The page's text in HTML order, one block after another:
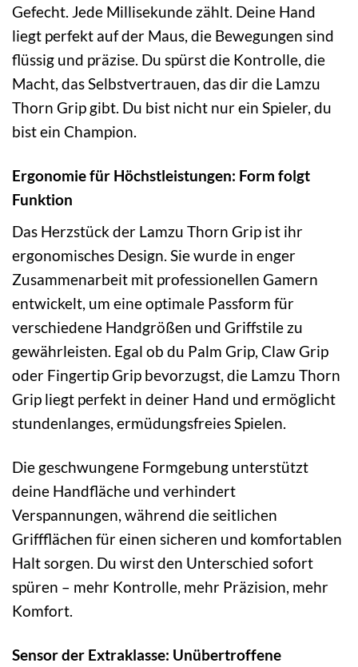
Gefecht. Jede Millisekunde zählt. Deine Hand
liegt perfekt auf der Maus, die Bewegungen sind
flüssig und präzise. Du spürst die Kontrolle, die
Macht, das Selbstvertrauen, das dir die Lamzu
Thorn Grip gibt. Du bist nicht nur ein Spieler, du
bist ein Champion.
Ergonomie für Höchstleistungen: Form folgt
Funktion
Das Herzstück der Lamzu Thorn Grip ist ihr
ergonomisches Design. Sie wurde in enger
Zusammenarbeit mit professionellen Gamern
entwickelt, um eine optimale Passform für
verschiedene Handgrößen und Griffstile zu
gewährleisten. Egal ob du Palm Grip, Claw Grip
oder Fingertip Grip bevorzugst, die Lamzu Thorn
Grip liegt perfekt in deiner Hand und ermöglicht
stundenlanges, ermüdungsfreies Spielen.
Die geschwungene Formgebung unterstützt
deine Handfläche und verhindert
Verspannungen, während die seitlichen
Griffflächen für einen sicheren und komfortablen
Halt sorgen. Du wirst den Unterschied sofort
spüren – mehr Kontrolle, mehr Präzision, mehr
Komfort.
Sensor der Extraklasse: Unübertroffene